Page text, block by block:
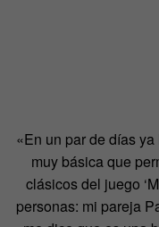
«En un par de días
muy básica que
clásicos del juego
personas: mi pareja